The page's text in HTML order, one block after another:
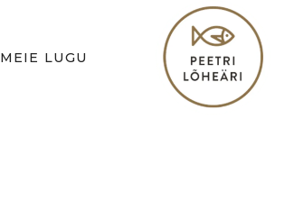
MEIE LUGU